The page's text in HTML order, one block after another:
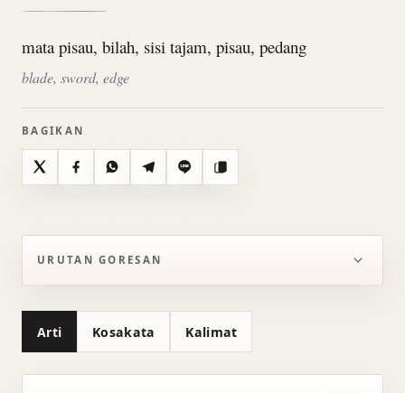
mata pisau, bilah, sisi tajam, pisau, pedang
blade, sword, edge
BAGIKAN
X FacebookWhatsAppTelegramLine Salin
URUTAN GORESAN
Arti Kosakata Kalimat